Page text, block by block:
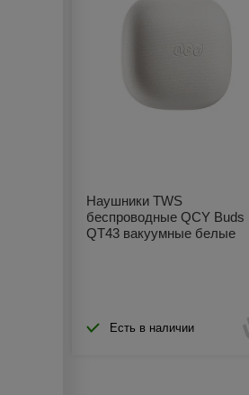
Наушники TWS
беспроводные QCY Buds
QT43 вакуумные белые
Есть в наличии